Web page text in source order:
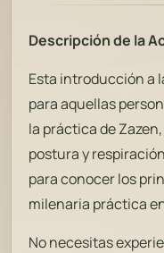
Descripción de la
Esta introducción a
para aquellas
la práctica de
postura y
para conocer los
milenaria práctica
No necesitas